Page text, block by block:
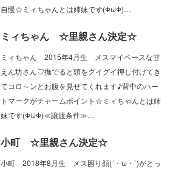
ミィちゃん 2015年4月生 メスマイペースな甘
えん坊さん♡撫でると頭をグイグイ押し付けてき
てコロ～ンとお腹を見せてくれます♪背中のハー
トマークがチャームポイント☆ミィちゃんとは姉
妹です(ΦωΦ)≪譲渡条件≫…
小町 2018年8月生 メス困り顔(´・ω・`)がとっ
ても可愛らしい小町ちゃん♡怖がりですがひとた